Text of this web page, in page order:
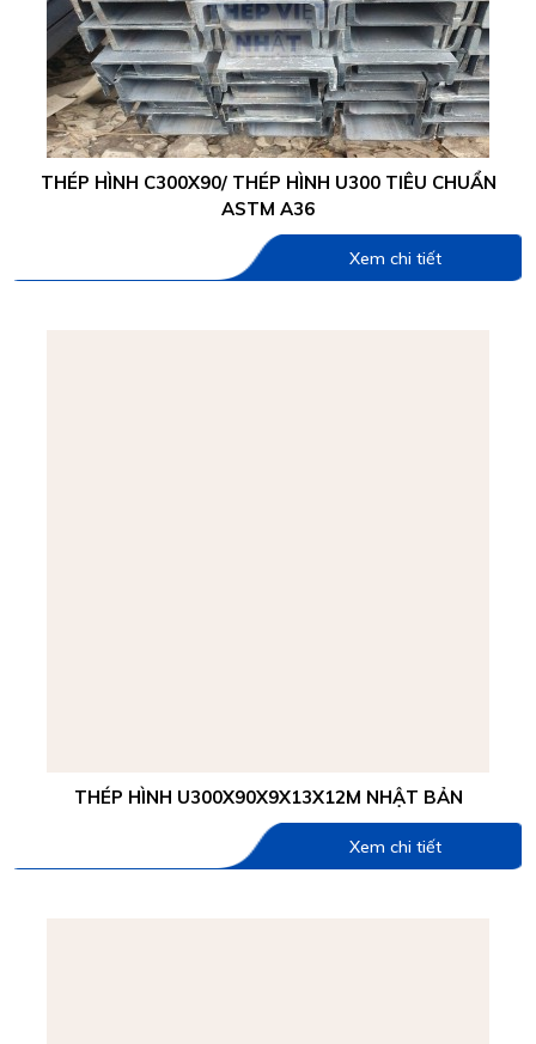
THÉP HÌNH C300X90/ THÉP HÌNH U300 TIÊU CHUẨN
ASTM A36
Xem chi tiết
THÉP HÌNH U300X90X9X13X12M NHẬT BẢN
Xem chi tiết